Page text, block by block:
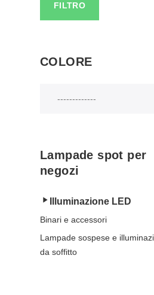
FILTRO
COLORE
Lampade spot per
negozi
Illuminazione LED
Binari e accessori
Lampade sospese e
da soffitto